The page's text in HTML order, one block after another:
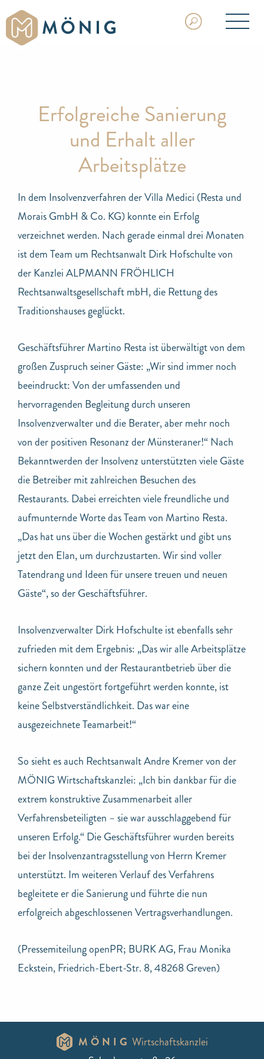
Erfolgreiche Sanierung
und Erhalt aller
Arbeitsplätze
In dem Insolvenzverfahren der Villa Medici (Resta und
Morais GmbH & Co. KG) konnte ein Erfolg
verzeichnet werden. Nach gerade einmal drei Monaten
ist dem Team um Rechtsanwalt Dirk Hofschulte von
der Kanzlei ALPMANN FRÖHLICH
Rechtsanwaltsgesellschaft mbH, die Rettung des
Traditionshauses geglückt.
Geschäftsführer Martino Resta ist überwältigt von dem
großen Zuspruch seiner Gäste: „Wir sind immer noch
beeindruckt: Von der umfassenden und
hervorragenden Begleitung durch unseren
Insolvenzverwalter und die Berater, aber mehr noch
von der positiven Resonanz der Münsteraner!“ Nach
Bekanntwerden der Insolvenz unterstützten viele Gäste
die Betreiber mit zahlreichen Besuchen des
Restaurants. Dabei erreichten viele freundliche und
aufmunternde Worte das Team von Martino Resta.
„Das hat uns über die Wochen gestärkt und gibt uns
jetzt den Elan, um durchzustarten. Wir sind voller
Tatendrang und Ideen für unsere treuen und neuen
Gäste“, so der Geschäftsführer.
Insolvenzverwalter Dirk Hofschulte ist ebenfalls sehr
zufrieden mit dem Ergebnis: „Das wir alle Arbeitsplätze
sichern konnten und der Restaurantbetrieb über die
ganze Zeit ungestört fortgeführt werden konnte, ist
keine Selbstverständlichkeit. Das war eine
ausgezeichnete Teamarbeit!“
So sieht es auch Rechtsanwalt Andre Kremer von der
MÖNIG Wirtschaftskanzlei: „Ich bin dankbar für die
extrem konstruktive Zusammenarbeit aller
Verfahrensbeteiligten – sie war ausschlaggebend für
unseren Erfolg.“ Die Geschäftsführer wurden bereits
bei der Insolvenzantragsstellung von Herrn Kremer
unterstützt. Im weiteren Verlauf des Verfahrens
begleitete er die Sanierung und führte die nun
erfolgreich abgeschlossenen Vertragsverhandlungen.
(Pressemiteilung openPR; BURK AG, Frau Monika
Eckstein, Friedrich-Ebert-Str. 8, 48268 Greven)
MÖNIG Wirtschaftskanzlei